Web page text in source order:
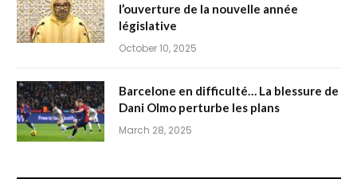
l’ouverture de la nouvelle année
législative
October 10, 2025
Barcelone en difficulté… La blessure de
Dani Olmo perturbe les plans
March 28, 2025